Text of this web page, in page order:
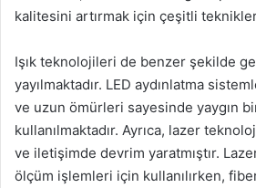
kalitesini artırmak için çeşitli
Işık teknolojileri de benzer şekilde
yayılmaktadır. LED aydınlatma
ve uzun ömürleri sayesinde yaygın
kullanılmaktadır. Ayrıca, lazer
ve iletişimde devrim yaratmıştır.
ölçüm işlemleri için kullanılırken,